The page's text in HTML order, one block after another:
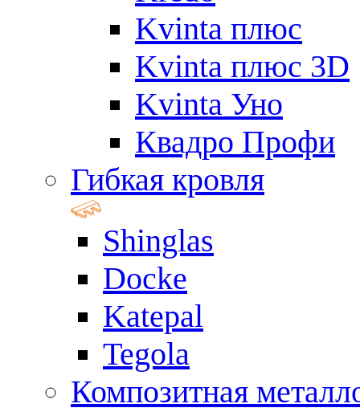
Kvinta плюс
Kvinta плюс 3D
Kvinta Уно
Квадро Профи
Гибкая кровля
Shinglas
Docke
Katepal
Tegola
Композитная